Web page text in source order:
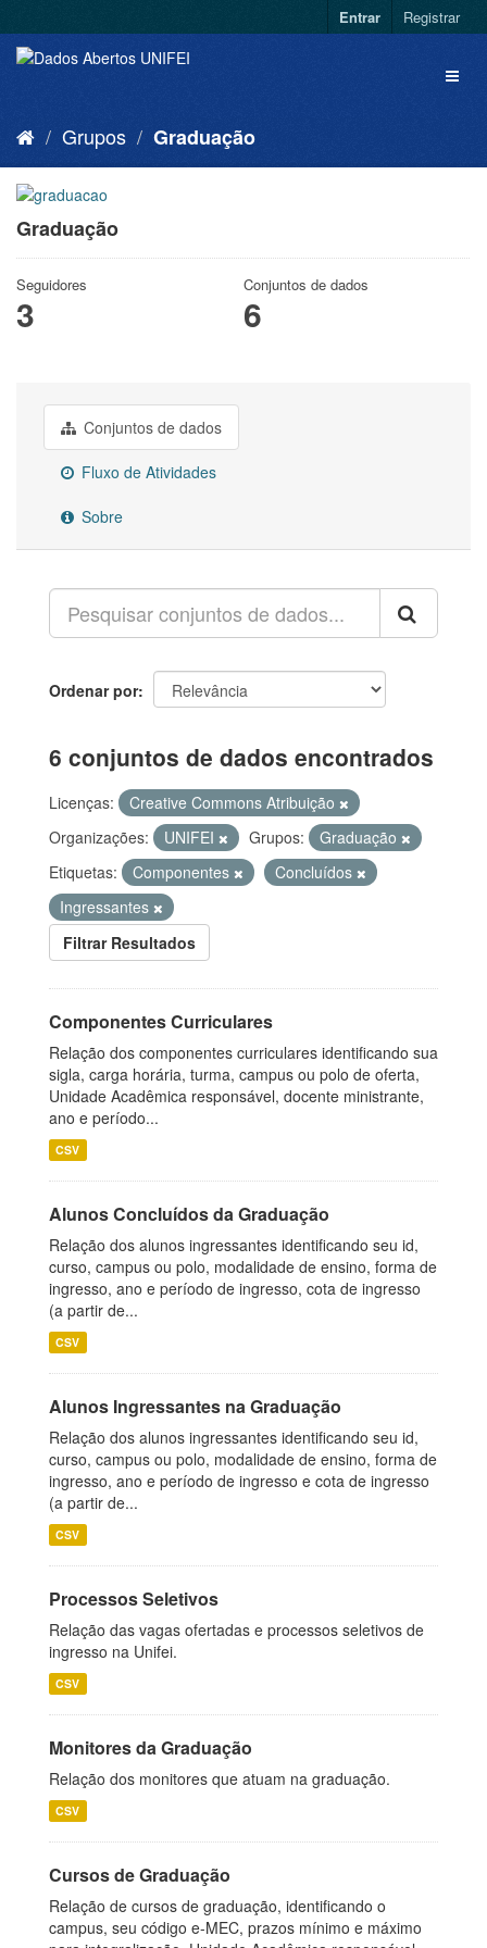
Entrar Registrar
Grupos Graduação
Graduação
Seguidores
3
Conjuntos de dados
6
Conjuntos de dados
Fluxo de Atividades
Sobre
Ordenar por
6 conjuntos de dados encontrados
Licenças:
Creative Commons Atribuição
Organizações:
UNIFEI Grupos:
Graduação
Etiquetas:
Componentes
Concluídos
Ingressantes
Filtrar Resultados
Componentes Curriculares
Relação dos componentes curriculares identificando sua
sigla, carga horária, turma, campus ou polo de oferta,
Unidade Acadêmica responsável, docente ministrante,
ano e período...
CSV
Alunos Concluídos da Graduação
Relação dos alunos ingressantes identificando seu id,
curso, campus ou polo, modalidade de ensino, forma de
ingresso, ano e período de ingresso, cota de ingresso
(a partir de...
CSV
Alunos Ingressantes na Graduação
Relação dos alunos ingressantes identificando seu id,
curso, campus ou polo, modalidade de ensino, forma de
ingresso, ano e período de ingresso e cota de ingresso
(a partir de...
CSV
Processos Seletivos
Relação das vagas ofertadas e processos seletivos de
ingresso na Unifei.
CSV
Monitores da Graduação
Relação dos monitores que atuam na graduação.
CSV
Cursos de Graduação
Relação de cursos de graduação, identificando o
campus, seu código e-MEC, prazos mínimo e máximo